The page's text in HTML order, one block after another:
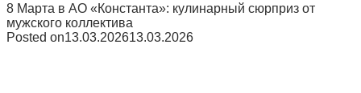
8 Марта в АО «Константа»: кулинарный сюрприз от
мужского коллектива
Posted on13.03.202613.03.2026